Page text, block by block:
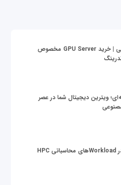
قیمت سرور گرافیکی | خرید GPU Server مخصوص
ویترین دیجیتال شما در عصر